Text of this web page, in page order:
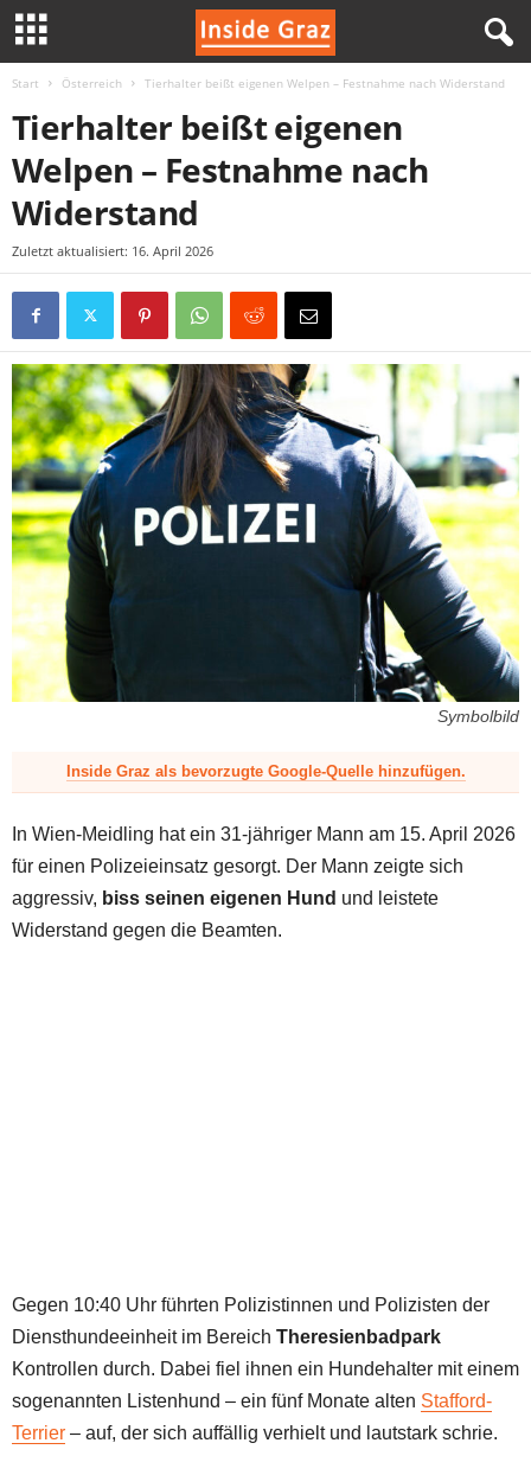
e
Start Österreich Tierhalter beißt eigenen Welpen – Festnahme nach Widerstand
Tierhalter beißt eigenen
Welpen – Festnahme nach
Widerstand
Zuletzt aktualisiert: 16. April 2026
Symbolbild
Inside Graz als bevorzugte Google-Quelle hinzufügen.
In Wien-Meidling hat ein 31-jähriger Mann am 15. April 2026
für einen Polizeieinsatz gesorgt. Der Mann zeigte sich
aggressiv, biss seinen eigenen Hund und leistete
Widerstand gegen die Beamten.
Gegen 10:40 Uhr führten Polizistinnen und Polizisten der
Diensthundeeinheit im Bereich Theresienbadpark
Kontrollen durch. Dabei fiel ihnen ein Hundehalter mit einem
sogenannten Listenhund – ein fünf Monate alten Stafford-
Terrier – auf, der sich auffällig verhielt und lautstark schrie.